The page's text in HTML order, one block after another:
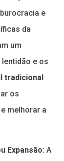
e
da
um
e os
tradicional
os
melhorar a
Expansão: A